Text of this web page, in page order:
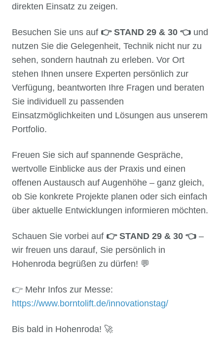
direkten Einsatz zu zeigen.
Besuchen Sie uns auf 👉 STAND 29 & 30 👈 und
nutzen Sie die Gelegenheit, Technik nicht nur zu
sehen, sondern hautnah zu erleben. Vor Ort
stehen Ihnen unsere Experten persönlich zur
Verfügung, beantworten Ihre Fragen und beraten
Sie individuell zu passenden
Einsatzmöglichkeiten und Lösungen aus unserem
Portfolio.
Freuen Sie sich auf spannende Gespräche,
wertvolle Einblicke aus der Praxis und einen
offenen Austausch auf Augenhöhe – ganz gleich,
ob Sie konkrete Projekte planen oder sich einfach
über aktuelle Entwicklungen informieren möchten.
Schauen Sie vorbei auf 👉 STAND 29 & 30 👈 –
wir freuen uns darauf, Sie persönlich in
Hohenroda begrüßen zu dürfen! 💬
👉 Mehr Infos zur Messe:
https://www.borntolift.de/innovationstag/
Bis bald in Hohenroda! 🚀